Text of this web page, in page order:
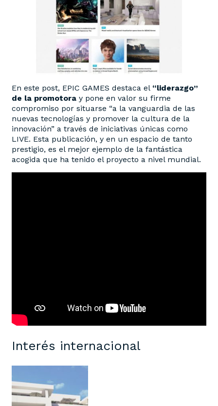
En este post, EPIC GAMES destaca el “liderazgo”
de la promotora y pone en valor su firme
compromiso por situarse “a la vanguardia de las
nuevas tecnologías y promover la cultura de la
innovación” a través de iniciativas únicas como
LIVE. Esta publicación, y en un espacio de tanto
prestigio, es el mejor ejemplo de la fantástica
acogida que ha tenido el proyecto a nivel mundial.
Interés internacional